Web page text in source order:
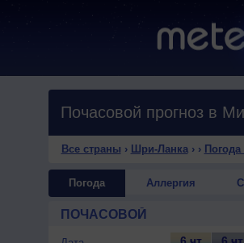
Почасовой прогноз в
Все страны › Шри-Ланка› ›
Погода Аллергия
ПОЧАСОВОЙ